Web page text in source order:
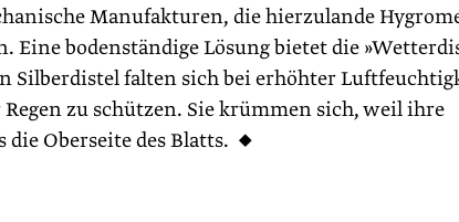
Manufakturen, die hierzulande
Eine bodenständige Lösung bietet die
Silberdistel falten sich bei erhöhter
zu schützen. Sie krümmen sich, weil ihre
die Oberseite des Blatts. ◆